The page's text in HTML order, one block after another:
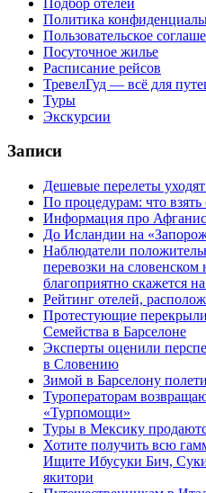
Политика
Пользовательское
Посуточное жилье
Расписание рейсов
ТревелГуд — всё для
Туры
Экскурсии
Записи
Дешевые перелеты
По процедурам: что взять
Информация про
До Исландии на
Наблюдатели
перевозки на словенском
благоприятно скажется
Рейтинг отелей,
Протестующие
Семейства в Барселоне
Эксперты оценили
в Словению
Зимой в Барселону
Туроператорам
«Турпомощи»
Туры в Мексику
Хотите получить всю
Ищите Ибусуки Бич,
якитори